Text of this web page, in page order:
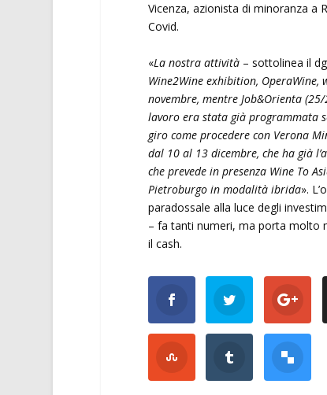
Vicenza, azionista di minoranza a
Covid.
«La nostra attività– sottolinea il
Wine2Wine exhibition,
novembre, mentre Job&Orienta
lavoro era stata già programmata
giro come procedere con Verona
dal 10 al 13 dicembre, che ha già
che prevede in presenza Wine To
Pietroburgo in modalità ibrida».
paradossale alla luce degli
– fa tanti numeri, ma porta molto
il cash.